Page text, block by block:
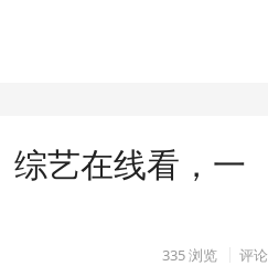
艺在线看，一
335浏览 评论